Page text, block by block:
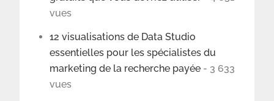
vues
12 visualisations de Data Studio
essentielles pour les spécialistes du
marketing de la recherche payée - 3 633
vues